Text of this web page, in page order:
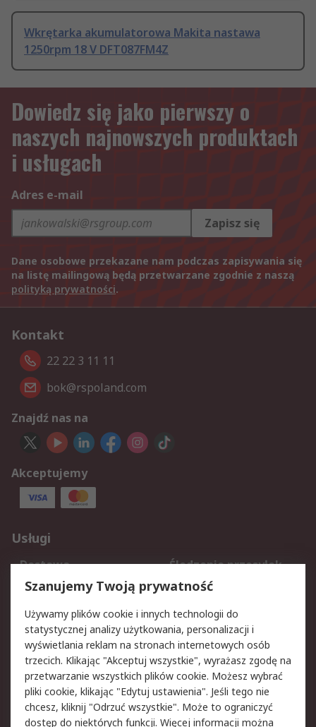
Wkrętarka akumulatorowa Makita nastawa
1250rpm 18 V DFT087FM4Z
Dowiedz się jako pierwszy o
naszych najnowszych produktach
i usługach
Adres e-mail
Zapisz się
Dane osobowe przekazane nam podczas zapisywania się
na listę mailingową będą przetwarzane zgodnie z naszą
polityką prywatności.
Kontakt
22 22 3 11 11
bok@rspoland.com
Znajdź nas na
Akceptujemy
Usługi
Dostawa
Śledzenie przesyłek
Reklamacje i zwroty
Rejestracja
Aspekty prawne
Bezpieczeństwo e-
maila
Polityka dotycząca
plików cookie
Polityka prywatności
Użytkowanie witryny
Zastrzeżenia prawne
Warunki Sprzedaży
Szanujemy Twoją prywatność
Używamy plików cookie i innych technologii do
statystycznej analizy użytkowania, personalizacji i
wyświetlania reklam na stronach internetowych osób
trzecich. Klikając "Akceptuj wszystkie", wyrażasz zgodę na
przetwarzanie wszystkich plików cookie. Możesz wybrać
pliki cookie, klikając "Edytuj ustawienia". Jeśli tego nie
chcesz, kliknij "Odrzuć wszystkie". Może to ograniczyć
dostęp do niektórych funkcji. Więcej informacji można